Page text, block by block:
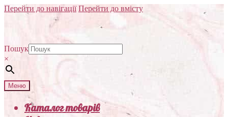
Перейти до навігації Перейти до вмісту
Пошук
×
Меню
Каталог товарів